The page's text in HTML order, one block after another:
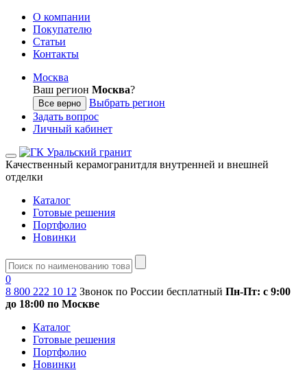
О компании
Покупателю
Статьи
Контакты
Москва
Ваш регион Москва?
Все верно
Выбрать регион
Задать вопрос
Личный кабинет
Качественный керамогранитдля внутренней и внешней
отделки
Каталог
Готовые решения
Портфолио
Новинки
0
8 800 222 10 12 Звонок по России бесплатный Пн-Пт: с 9:00
до 18:00 по Москве
Каталог
Готовые решения
Портфолио
Новинки